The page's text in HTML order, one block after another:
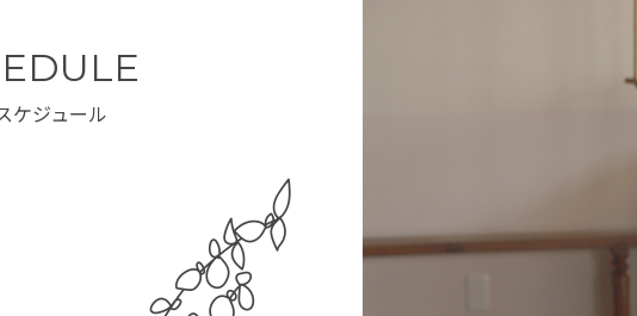
ケジュール